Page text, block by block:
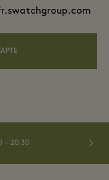
– 20:30